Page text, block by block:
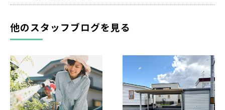
他のスタッフブログを見る